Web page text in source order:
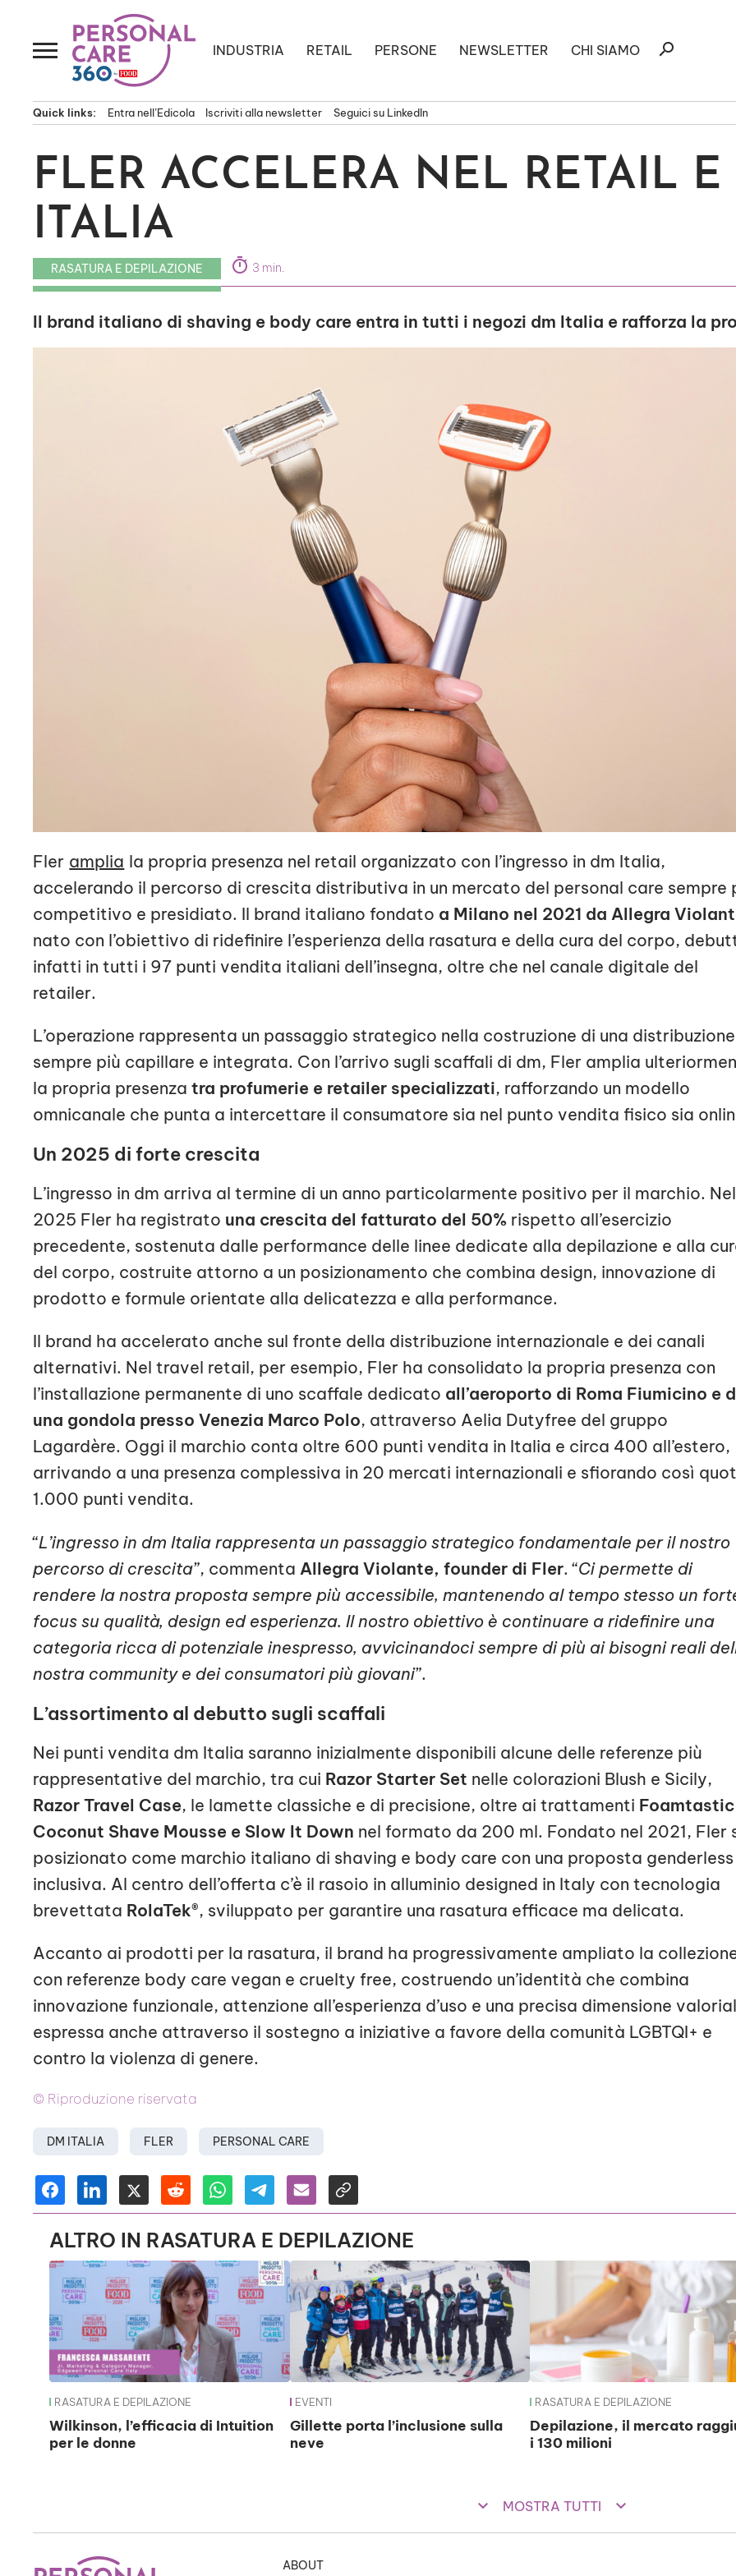
contenuto
INDUSTRIA RETAIL PERSONE NEWSLETTER CHI SIAMO
Ricerca
search
Quick links: Entra nell’Edicola Iscriviti alla newsletter Seguici su LinkedIn
FLER ACCELERA NEL RETAIL
ITALIA
RASATURA E DEPILAZIONE timer 3 min.
Il brand italiano di shaving e body care entra in tutti i negozi dm Italia e rafforza la
Fler amplia la propria presenza nel retail organizzato con l’ingresso in dm Italia,
accelerando il percorso di crescita distributiva in un mercato del personal care sempre
competitivo e presidiato. Il brand italiano fondato a Milano nel 2021 da Allegra
nato con l’obiettivo di ridefinire l’esperienza della rasatura e della cura del corpo,
infatti in tutti i 97 punti vendita italiani dell’insegna, oltre che nel canale digitale del
retailer.
L’operazione rappresenta un passaggio strategico nella costruzione di una distribuzione
sempre più capillare e integrata. Con l’arrivo sugli scaffali di dm, Fler amplia
la propria presenzatra profumerie e retailer specializzati, rafforzando un modello
omnicanale che punta a intercettare il consumatore sia nel punto vendita fisico sia
Un 2025 di forte crescita
L’ingresso in dm arriva al termine di un anno particolarmente positivo per il marchio. Nel
2025 Fler ha registrato una crescita del fatturato del 50% rispetto all’esercizio
precedente, sostenuta dalle performance delle linee dedicate alla depilazione e alla
del corpo, costruite attorno a un posizionamento che combina design, innovazione di
prodotto e formule orientate alla delicatezza e alla performance.
Il brand ha accelerato anche sul fronte della distribuzione internazionale e dei canali
alternativi. Nel travel retail, per esempio, Fler ha consolidato la propria presenza con
l’installazione permanente di uno scaffale dedicato all’aeroporto di Roma Fiumicino e
una gondola presso Venezia Marco Polo, attraverso Aelia Dutyfree del gruppo
Lagardère. Oggi il marchio conta oltre 600 punti vendita in Italia e circa 400 all’estero,
arrivando a una presenza complessiva in 20 mercati internazionali e sfiorando così
1.000 punti vendita.
“L’ingresso in dm Italia rappresenta un passaggio strategico fondamentale per il nostro
percorso di crescita”, commenta Allegra Violante, founder di Fler. “Ci permette di
rendere la nostra proposta sempre più accessibile, mantenendo al tempo stesso un
focus su qualità, design ed esperienza. Il nostro obiettivo è continuare a ridefinire una
categoria ricca di potenziale inespresso, avvicinandoci sempre di più ai bisogni reali
nostra community e dei consumatori più giovani”.
L’assortimento al debutto sugli scaffali
Nei punti vendita dm Italia saranno inizialmente disponibili alcune delle referenze più
rappresentative del marchio, tra cui Razor Starter Set nelle colorazioni Blush e Sicily,
Razor Travel Case, le lamette classiche e di precisione, oltre ai trattamenti Foamtastic
Coconut Shave Mousse e Slow It Down nel formato da 200 ml. Fondato nel 2021, Fler
posizionato come marchio italiano di shaving e body care con una proposta genderless
inclusiva. Al centro dell’offerta c’è il rasoio in alluminio designed in Italy con tecnologia
brevettata RolaTek®, sviluppato per garantire una rasatura efficace ma delicata.
Accanto ai prodotti per la rasatura, il brand ha progressivamente ampliato la
con referenze body care vegan e cruelty free, costruendo un’identità che combina
innovazione funzionale, attenzione all’esperienza d’uso e una precisa dimensione
espressa anche attraverso il sostegno a iniziative a favore della comunità LGBTQI+ e
contro la violenza di genere.
© Riproduzione riservata
DM ITALIA FLER PERSONAL CARE
ALTRO IN RASATURA E DEPILAZIONE
RASATURA E DEPILAZIONE
Wilkinson, l’efficacia di Intuition
per le donne
EVENTI
Gillette porta l’inclusione sulla
neve
RASATURA E DEPILAZIONE
Depilazione, il mercato
i 130 milioni
keyboard_arrow_down MOSTRA TUTTI keyboard_arrow_down
ABOUT